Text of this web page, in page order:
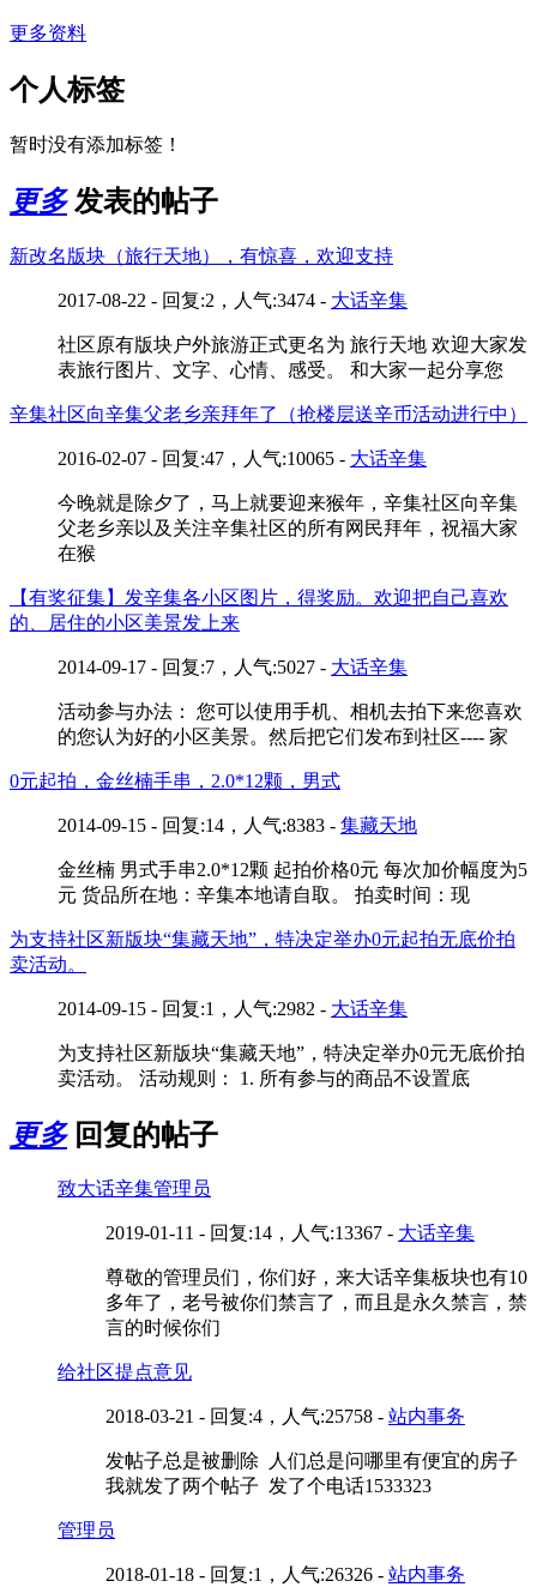
更多资料
个人标签
暂时没有添加标签！
更多 发表的帖子
新改名版块（旅行天地），有惊喜，欢迎支持
2017-08-22 - 回复:2，人气:3474 - 大话辛集
社区原有版块户外旅游正式更名为 旅行天地 欢迎大家发
表旅行图片、文字、心情、感受。 和大家一起分享您
辛集社区向辛集父老乡亲拜年了（抢楼层送辛币活动进行中）
2016-02-07 - 回复:47，人气:10065 - 大话辛集
今晚就是除夕了，马上就要迎来猴年，辛集社区向辛集
父老乡亲以及关注辛集社区的所有网民拜年，祝福大家
在猴
【有奖征集】发辛集各小区图片，得奖励。欢迎把自己喜欢
的、居住的小区美景发上来
2014-09-17 - 回复:7，人气:5027 - 大话辛集
活动参与办法： 您可以使用手机、相机去拍下来您喜欢
的您认为好的小区美景。然后把它们发布到社区---- 家
0元起拍，金丝楠手串，2.0*12颗，男式
2014-09-15 - 回复:14，人气:8383 - 集藏天地
金丝楠 男式手串2.0*12颗 起拍价格0元 每次加价幅度为5
元 货品所在地：辛集本地请自取。 拍卖时间：现
为支持社区新版块“集藏天地”，特决定举办0元起拍无底价拍
卖活动。
2014-09-15 - 回复:1，人气:2982 - 大话辛集
为支持社区新版块“集藏天地”，特决定举办0元无底价拍
卖活动。 活动规则： 1. 所有参与的商品不设置底
更多 回复的帖子
致大话辛集管理员
2019-01-11 - 回复:14，人气:13367 - 大话辛集
尊敬的管理员们，你们好，来大话辛集板块也有10
多年了，老号被你们禁言了，而且是永久禁言，禁
言的时候你们
给社区提点意见
2018-03-21 - 回复:4，人气:25758 - 站内事务
发帖子总是被删除 人们总是问哪里有便宜的房子
我就发了两个帖子 发了个电话1533323
管理员
2018-01-18 - 回复:1，人气:26326 - 站内事务